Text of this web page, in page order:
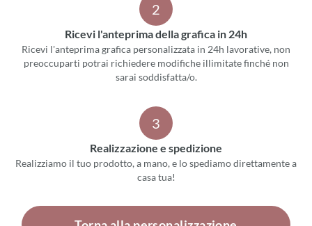
2
Ricevi l'anteprima della grafica in 24h
Ricevi l'anteprima grafica personalizzata in 24h lavorative, non
preoccuparti potrai richiedere modifiche illimitate finché non
sarai soddisfatta/o.
3
Realizzazione e spedizione
Realizziamo il tuo prodotto, a mano, e lo spediamo direttamente a
casa tua!